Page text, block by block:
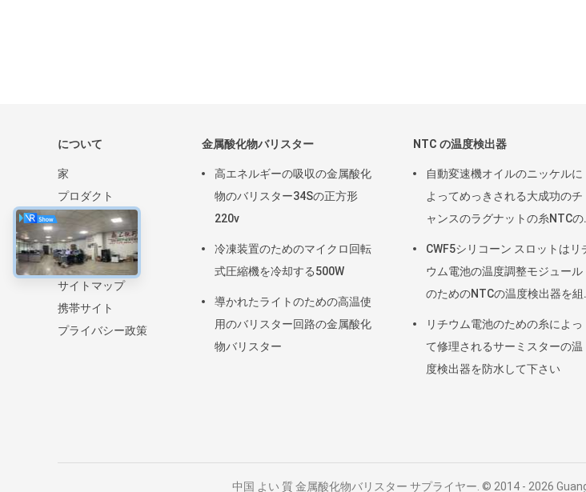
について
家
プロダクト
VRショー
私達について
ニュース
サイトマップ
携帯サイト
プライバシー政策
金属酸化物バリスター
高エネルギーの吸収の金属酸化
物のバリスター34Sの正方形
220v
冷凍装置のためのマイクロ回転
式圧縮機を冷却する500W
導かれたライトのための高温使
用のバリスター回路の金属酸化
物バリスター
NTC の温度検出器
自動変速機オイルのニッケルに
よってめっきされる大成功のチ
ャンスのラグナットの糸NTCの
CWF5シリコーン スロットはリ
ウム電池の温度調整モジュール
のためのNTCの温度検出器を組
リチウム電池のための糸によっ
て修理されるサーミスターの温
度検出器を防水して下さい
中国 よい 質 金属酸化物バリスター サプライヤー. © 2014 - 2026